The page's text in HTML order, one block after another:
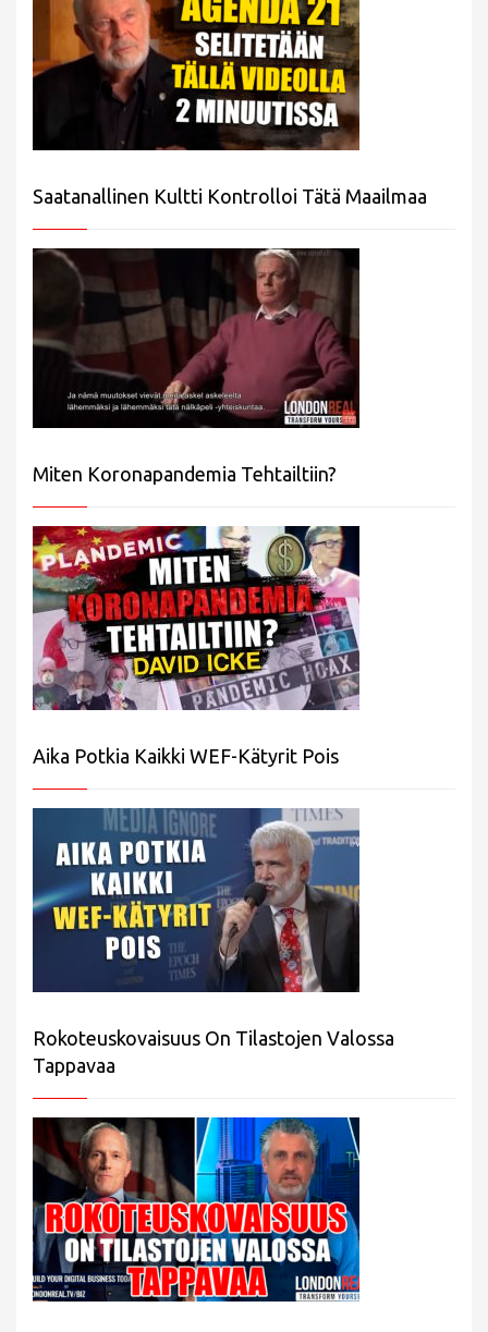
Saatanallinen Kultti Kontrolloi Tätä Maailmaa
Miten Koronapandemia Tehtailtiin?
Aika Potkia Kaikki WEF-Kätyrit Pois
Rokoteuskovaisuus On Tilastojen Valossa
Tappavaa